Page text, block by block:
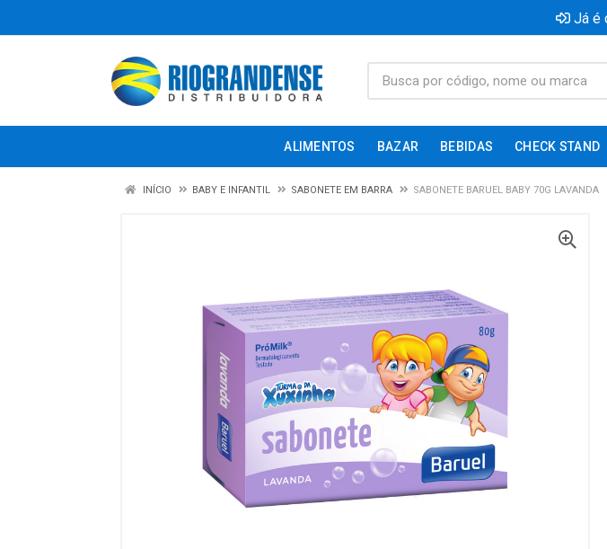
Já é
ALIMENTOS BAZAR BEBIDAS CHECK STAND
INÍCIO BABY E INFANTIL SABONETE EM BARRA SABONETE BARUEL BABY 70G LAVANDA